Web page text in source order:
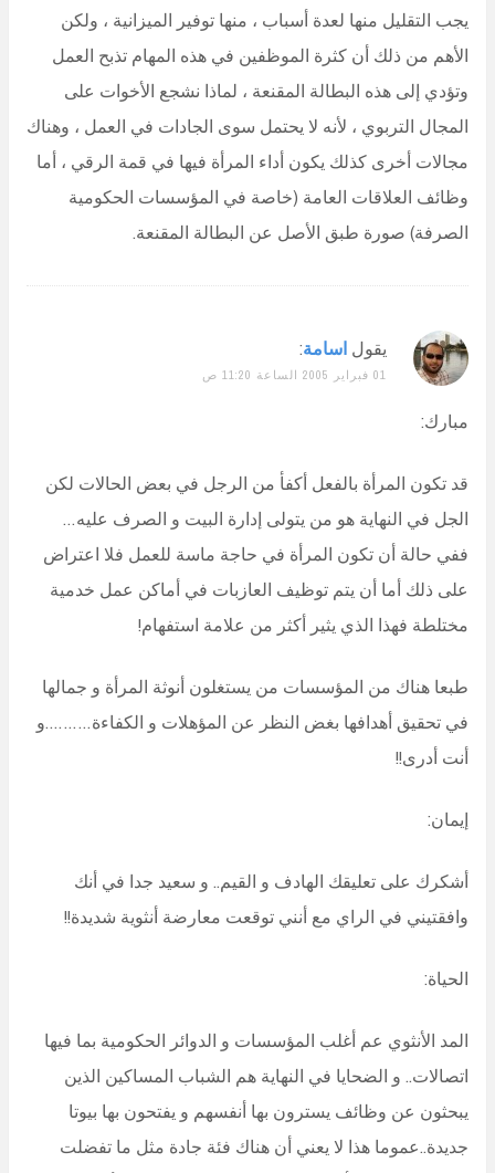
يجب التقليل منها لعدة أسباب ، منها توفير الميزانية ، ولكن
الأهم من ذلك أن كثرة الموظفين في هذه المهام تذبح العمل
وتؤدي إلى هذه البطالة المقنعة ، لماذا نشجع الأخوات على
المجال التربوي ، لأنه لا يحتمل سوى الجادات في العمل ، وهناك
مجالات أخرى كذلك يكون أداء المرأة فيها في قمة الرقي ، أما
وظائف العلاقات العامة (خاصة في المؤسسات الحكومية
الصرفة) صورة طبق الأصل عن البطالة المقنعة.
يقول اسامة:
01 فبراير 2005 الساعة 11:20 ص
مبارك:
قد تكون المرأة بالفعل أكفأ من الرجل في بعض الحالات لكن
الجل في النهاية هو من يتولى إدارة البيت و الصرف عليه…
ففي حالة أن تكون المرأة في حاجة ماسة للعمل فلا اعتراض
على ذلك أما أن يتم توظيف العازبات في أماكن عمل خدمية
مختلطة فهذا الذي يثير أكثر من علامة استفهام!
طبعا هناك من المؤسسات من يستغلون أنوثة المرأة و جمالها
في تحقيق أهدافها بغض النظر عن المؤهلات و الكفاءة……….و
أنت أدرى!!
إيمان:
أشكرك على تعليقك الهادف و القيم.. و سعيد جدا في أنك
وافقتيني في الراي مع أنني توقعت معارضة أنثوية شديدة!!
الحياة:
المد الأنثوي عم أغلب المؤسسات و الدوائر الحكومية بما فيها
اتصالات.. و الضحايا في النهاية هم الشباب المساكين الذين
يبحثون عن وظائف يسترون بها أنفسهم و يفتحون بها بيوتا
جديدة..عموما هذا لا يعني أن هناك فئة جادة مثل ما تفضلت